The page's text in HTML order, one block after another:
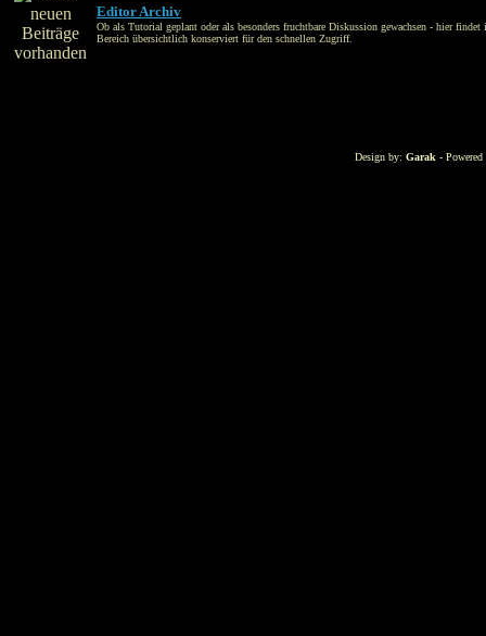
Editor Archiv
Ob als Tutorial geplant oder als besonders fruchtbare Diskussion gewachsen - hier
Bereich übersichtlich konserviert für den schnellen Zugriff.
Design by: Garak -